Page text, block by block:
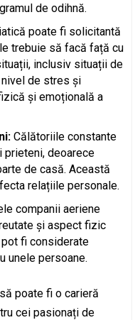
de odihnă.
poate fi solicitantă
trebuie să facă față cu
inclusiv situații de
de stres și
și emoțională a
Călătoriile constante
prieteni, deoarece
de casă. Această
relațiile personale.
companii aeriene
și aspect fizic
fi considerate
unele persoane.
poate fi o carieră
cei pasionați de